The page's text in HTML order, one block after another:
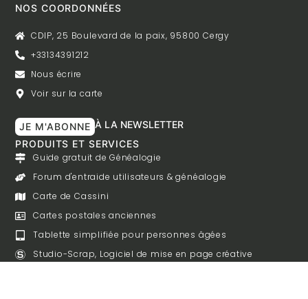
NOS COORDONNÉES
CDIP, 25 Boulevard de la paix, 95800 Cergy
+33134391212
Nous écrire
Voir sur la carte
JE M'ABONNE À LA NEWSLETTER
PRODUITS ET SERVICES
Guide gratuit de Généalogie
Forum d'entraide utilisateurs & généalogie
Carte de Cassini
Cartes postales anciennes
Tablette simplifiée pour personnes âgées
Studio-Scrap, Logiciel de mise en page créative